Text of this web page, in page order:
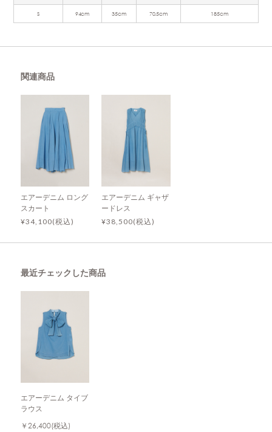
S 94cm 35cm 70.5cm 185cm
関連商品
エアーデニム ロング
スカート
¥34,100(税込)
エアーデニム ギャザ
ードレス
¥38,500(税込)
最近チェックした商品
エアーデニム タイブ
ラウス
￥26,400(税込)